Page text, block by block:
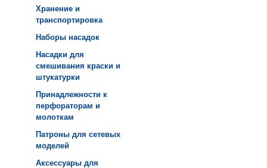
Хранение и
транспортировка
Наборы насадок
Насадки для
смешивания краски и
штукатурки
Принадлежности к
перфораторам и
молоткам
Патроны для сетевых
моделей
Аксессуары для